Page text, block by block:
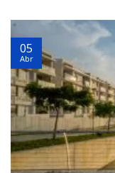
05
Abr